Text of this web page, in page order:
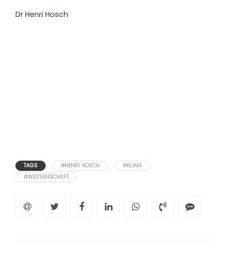
Dr Henri Hosch
TAGS #HENRI HOSCH
#KLIMA
#WËSSENSCHAFT